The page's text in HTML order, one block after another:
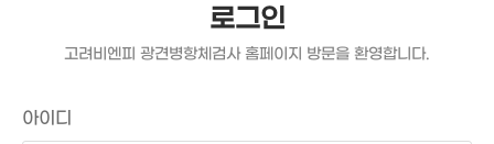
로그인
고려비엔피 광견병항체검사 홈페이지 방문을 환영합니다.
아이디